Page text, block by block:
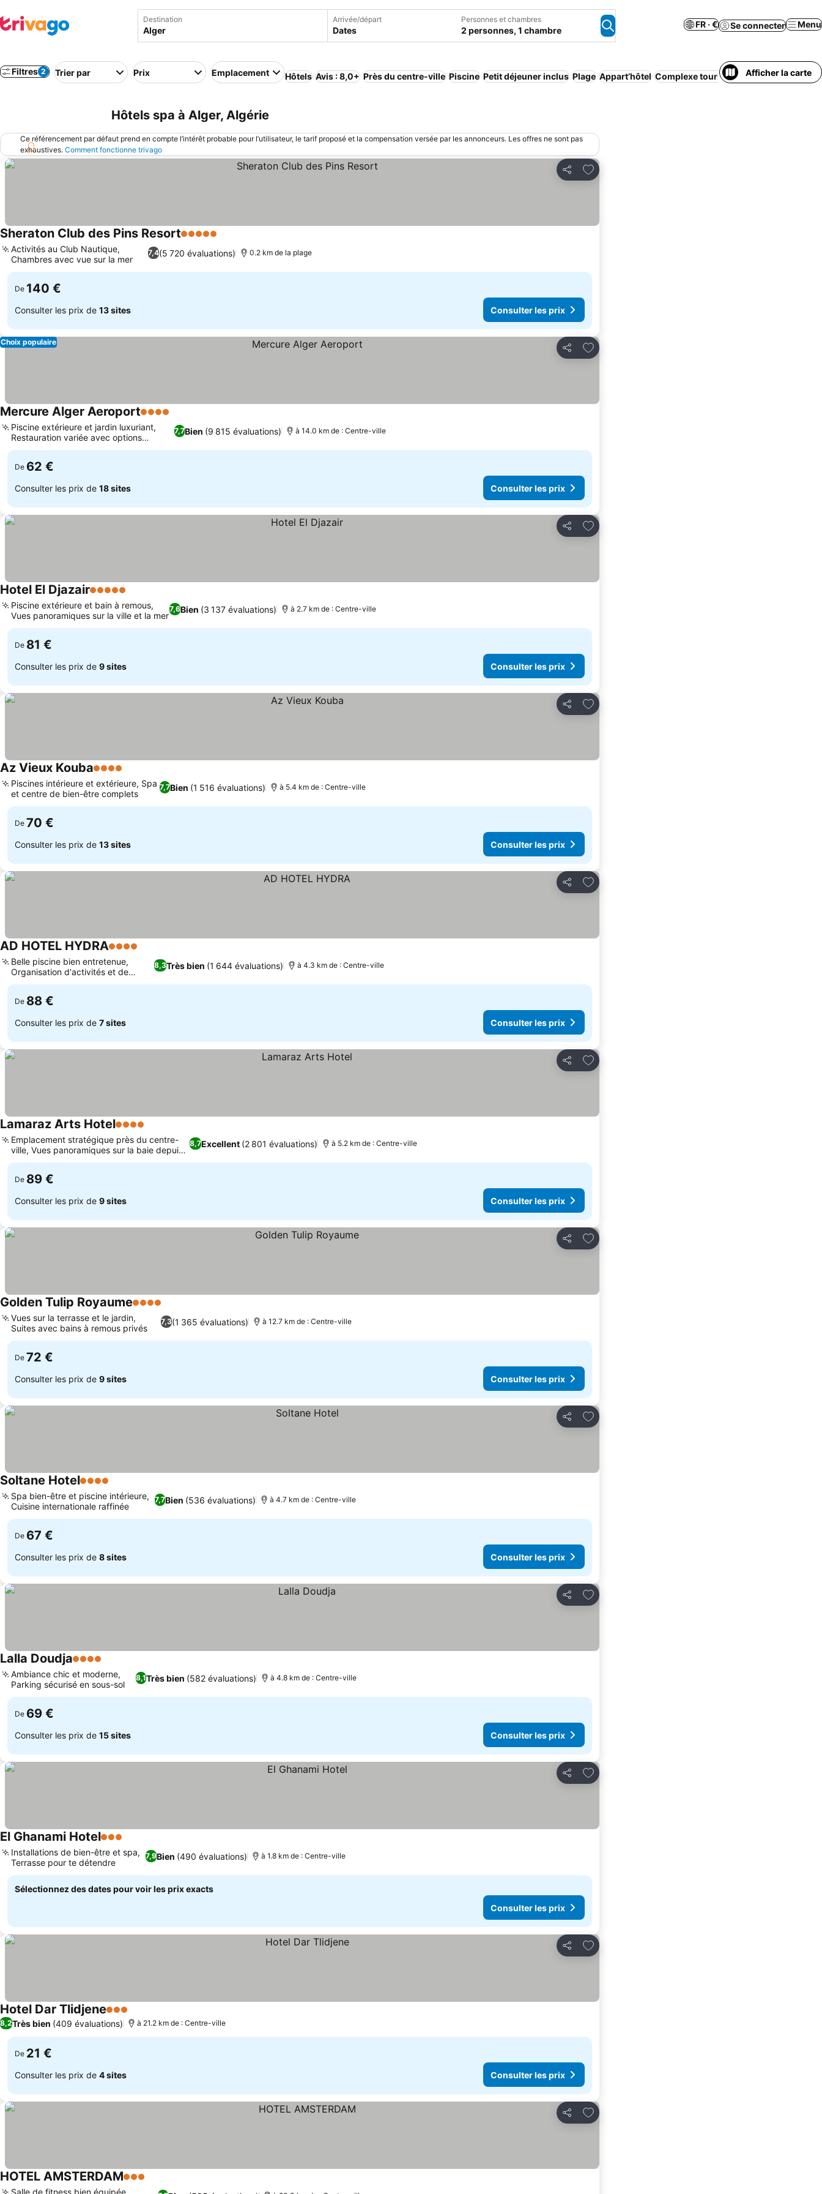
Destination Arrivée/départ
Dates
Personnes et chambres
2 personnes, 1 chambre
FR · € Se connecter Menu
Filtres 2 Trier par Prix Emplacement Hôtels Avis : 8,0+ Près du centre-ville Piscine Petit déjeuner inclus Plage Appart’hôtel Complexe touristique Wi-Fi Demi-
Afficher la carte
Hôtels spa à Alger, Algérie
Ce référencement par défaut prend en compte l’intérêt probable pour l’utilisateur, le tarif proposé et la compensation versée par les annonceurs. Les offres ne sont pas
exhaustives. Comment fonctionne trivago
Partager
Ajouter à mes favoris
Sheraton Club des Pins Resort5 Étoiles
7,4(5 720 évaluations)
Activités au Club Nautique,
Chambres avec vue sur la mer
0.2 km de la plage
De 140 €
Consulter les prix de 13 sites Consulter les prix
Partager
Ajouter à mes favoris
Choix populaire
Mercure Alger Aeroport4 Étoiles
7,7Bien (9 815 évaluations)
Piscine extérieure et jardin luxuriant,
Restauration variée avec options
spéciales
à 14.0 km de : Centre-ville
De 62 €
Consulter les prix de 18 sites Consulter les prix
Partager
Ajouter à mes favoris
Hotel El Djazair5 Étoiles
7,6Bien (3 137 évaluations)
Piscine extérieure et bain à remous,
Vues panoramiques sur la ville et la mer
à 2.7 km de : Centre-ville
De 81 €
Consulter les prix de 9 sites Consulter les prix
Partager
Ajouter à mes favoris
Az Vieux Kouba4 Étoiles
7,7Bien (1 516 évaluations)
Piscines intérieure et extérieure, Spa
et centre de bien-être complets
à 5.4 km de : Centre-ville
De 70 €
Consulter les prix de 13 sites Consulter les prix
Partager
Ajouter à mes favoris
AD HOTEL HYDRA4 Étoiles
8,3Très bien (1 644 évaluations)
Belle piscine bien entretenue,
Organisation d'activités et de
transports
à 4.3 km de : Centre-ville
De 88 €
Consulter les prix de 7 sites Consulter les prix
Partager
Ajouter à mes favoris
Lamaraz Arts Hotel4 Étoiles
8,7Excellent (2 801 évaluations)
Emplacement stratégique près du centre-
ville, Vues panoramiques sur la baie depuis
le restaurant
à 5.2 km de : Centre-ville
De 89 €
Consulter les prix de 9 sites Consulter les prix
Partager
Ajouter à mes favoris
Golden Tulip Royaume4 Étoiles
7,3(1 365 évaluations)
Vues sur la terrasse et le jardin,
Suites avec bains à remous privés
à 12.7 km de : Centre-ville
De 72 €
Consulter les prix de 9 sites Consulter les prix
Partager
Ajouter à mes favoris
Soltane Hotel4 Étoiles
7,7Bien (536 évaluations)
Spa bien-être et piscine intérieure,
Cuisine internationale raffinée
à 4.7 km de : Centre-ville
De 67 €
Consulter les prix de 8 sites Consulter les prix
Partager
Ajouter à mes favoris
Lalla Doudja4 Étoiles
8,1Très bien (582 évaluations)
Ambiance chic et moderne,
Parking sécurisé en sous-sol
à 4.8 km de : Centre-ville
De 69 €
Consulter les prix de 15 sites Consulter les prix
Partager
Ajouter à mes favoris
El Ghanami Hotel3 Étoiles
7,9Bien (490 évaluations)
Installations de bien-être et spa,
Terrasse pour te détendre
à 1.8 km de : Centre-ville
Sélectionnez des dates pour voir les prix exacts
Consulter les prix
Partager
Ajouter à mes favoris
Hotel Dar Tlidjene3 Étoiles
8,2Très bien (409 évaluations) à 21.2 km de : Centre-ville
De 21 €
Consulter les prix de 4 sites Consulter les prix
Partager
Ajouter à mes favoris
HOTEL AMSTERDAM3 Étoiles
Salle de fitness bien équipée,